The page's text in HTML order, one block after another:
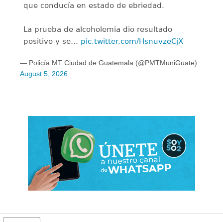
que conducía en estado de ebriedad.
La prueba de alcoholemia dio resultado
positivo y se… pic.twitter.com/HsnuvzeCjX
— Policía MT Ciudad de Guatemala (@PMTMuniGuate)
August 5, 2026